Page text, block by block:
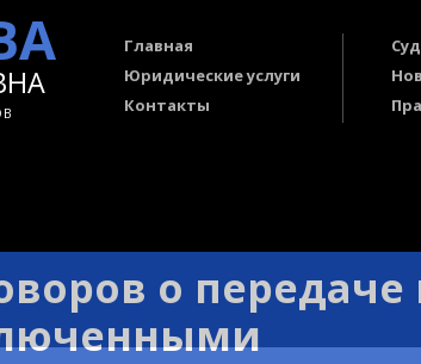
Главная
Юридические услуги
Контакты
о